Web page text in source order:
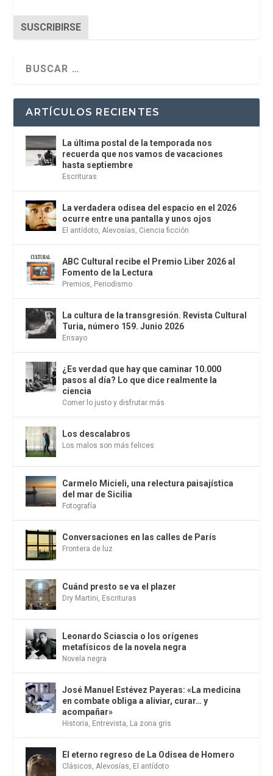
SUSCRIBIRSE
ARTÍCULOS RECIENTES
La última postal de la temporada nos
recuerda que nos vamos de vacaciones
hasta septiembre
Escrituras
La verdadera odisea del espacio en el 2026
ocurre entre una pantalla y unos ojos
El antídoto,Alevosías, Ciencia ficción
ABC Cultural recibe el Premio Liber 2026 al
Fomento de la Lectura
Premios, Periodismo
La cultura de la transgresión. Revista Cultural
Turia, número 159. Junio 2026
Ensayo
¿Es verdad que hay que caminar 10.000
pasos al día? Lo que dice realmente la
ciencia
Comer lo justo y disfrutar más
Los descalabros
Los malos son más felices
Carmelo Micieli, una relectura paisajística
del mar de Sicilia
Fotografía
Conversaciones en las calles de París
Frontera de luz
Cuánd presto se va el plazer
Dry Martini, Escrituras
Leonardo Sciascia o los orígenes
metafísicos de la novela negra
Novela negra
José Manuel Estévez Payeras: «La medicina
en combate obliga a aliviar, curar… y
acompañar»
Historia, Entrevista, La zona gris
El eterno regreso de La Odisea de Homero
Clásicos,Alevosías, El antídoto